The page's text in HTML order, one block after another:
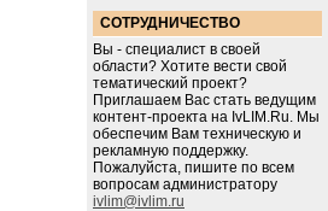
СОТРУДНИЧЕСТВО
Вы - специалист в своей
области? Хотите вести свой
тематический проект?
Приглашаем Вас стать ведущим
контент-проекта на IvLIM.Ru. Мы
обеспечим Вам техническую и
рекламную поддержку.
Пожалуйста, пишите по всем
вопросам администратору
ivlim@ivlim.ru